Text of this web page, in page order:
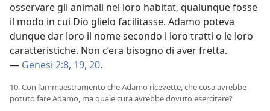
osservare gli animali nel loro habitat, qualunque fosse
il modo in cui Dio glielo facilitasse. Adamo poteva
dunque dar loro il nome secondo i loro tratti o le loro
caratteristiche. Non c’era bisogno di aver fretta.
— Genesi 2:8, 19, 20.
10. Con l’ammaestramento che Adamo ricevette, che cosa avrebbe
potuto fare Adamo, ma quale cura avrebbe dovuto esercitare?